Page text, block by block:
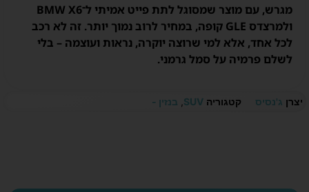
מגרש, עם מוצר שמסוגל לתת פייט אמיתי ל־BMW X6
ולמרצדס GLE קופה, במחיר לרוב נמוך יותר. זה לא רכב
לכל אחד, אלא למי שרוצה יוקרה, נראות ועוצמה – בלי
לשלם פרמיה על סמל גרמני.
יצרן ג'נסיס קטגוריה SUV בנזין -